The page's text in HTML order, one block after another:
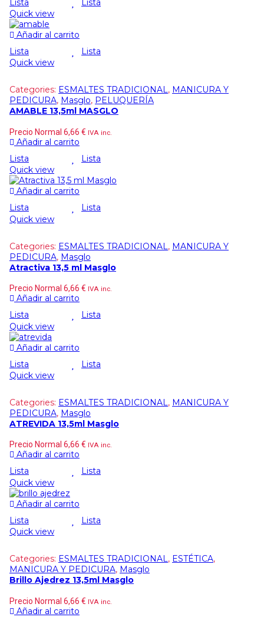
Lista
Lista
Quick view
Añadir al carrito
Lista
Lista
Quick view
Categories: ESMALTES TRADICIONAL, MANICURA Y
PEDICURA, Masglo, PELUQUERÍA
AMABLE 13,5ml MASGLO
Precio Normal 6,66 € IVA inc.
Añadir al carrito
Lista
Lista
Quick view
Añadir al carrito
Lista
Lista
Quick view
Categories: ESMALTES TRADICIONAL , MANICURA Y
PEDICURA, Masglo
Atractiva 13,5 ml Masglo
Precio Normal 6,66 € IVA inc.
Añadir al carrito
Lista
Lista
Quick view
Añadir al carrito
Lista
Lista
Quick view
Categories: ESMALTES TRADICIONAL, MANICURA Y
PEDICURA, Masglo
ATREVIDA 13,5ml Masglo
Precio Normal 6,66 € IVA inc.
Añadir al carrito
Lista
Lista
Quick view
Añadir al carrito
Lista
Lista
Quick view
Categories: ESMALTES TRADICIONAL, ESTÉTICA,
MANICURA Y PEDICURA, Masglo
Brillo Ajedrez 13,5ml Masglo
Precio Normal 6,66 € IVA inc.
Añadir al carrito